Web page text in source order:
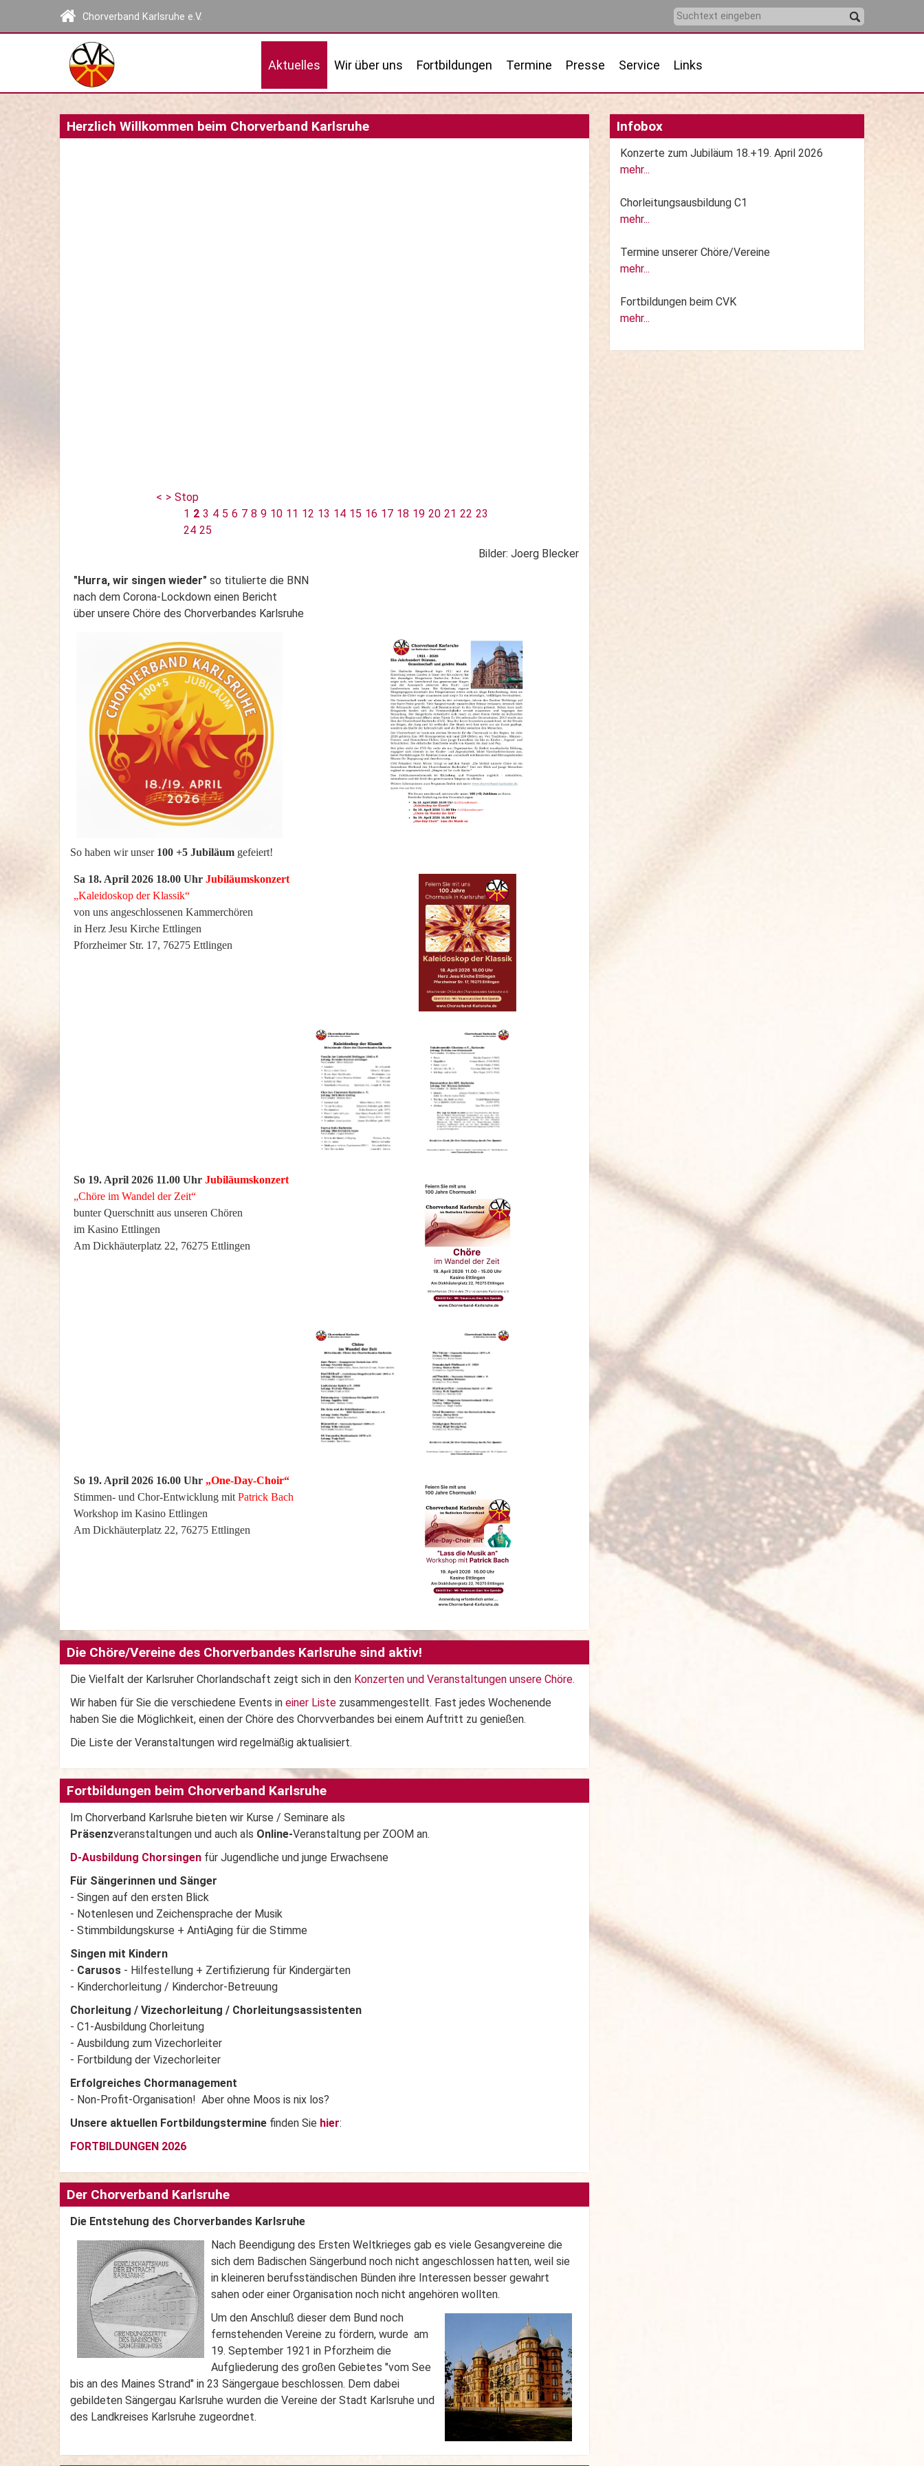
Chorverband Karlsruhe e.V.
Aktuelles Wir über uns Fortbildungen Termine Presse Service Links
Herzlich Willkommen beim Chorverband Karlsruhe
< > Stop
1 2 3 4 5 6 7 8 9 10 11 12 13 14 15 16 17 18 19 20 21 22 23
24 25
Bilder: Joerg Blecker
"Hurra, wir singen wieder" so titulierte die BNN
nach dem Corona-Lockdown einen Bericht
über unsere Chöre des Chorverbandes Karlsruhe
So haben wir unser 100 +5 Jubiläum gefeiert!
Sa 18. April 2026 18.00 Uhr Jubiläumskonzert
„Kaleidoskop der Klassik“
von uns angeschlossenen Kammerchören
in Herz Jesu Kirche Ettlingen
Pforzheimer Str. 17, 76275 Ettlingen
So 19. April 2026 11.00 Uhr Jubiläumskonzert
„Chöre im Wandel der Zeit“
bunter Querschnitt aus unseren Chören
im Kasino Ettlingen
Am Dickhäuterplatz 22, 76275 Ettlingen
So 19. April 2026 16.00 Uhr „One-Day-Choir“
Stimmen- und Chor-Entwicklung mit Patrick Bach
Workshop im Kasino Ettlingen
Am Dickhäuterplatz 22, 76275 Ettlingen
Die Chöre/Vereine des Chorverbandes Karlsruhe sind aktiv!
Die Vielfalt der Karlsruher Chorlandschaft zeigt sich in den Konzerten und Veranstaltungen unsere Chöre.
Wir haben für Sie die verschiedene Events in einer Liste zusammengestellt. Fast jedes Wochenende
haben Sie die Möglichkeit, einen der Chöre des Chorvverbandes bei einem Auftritt zu genießen.
Die Liste der Veranstaltungen wird regelmäßig aktualisiert.
Fortbildungen beim Chorverband Karlsruhe
Im Chorverband Karlsruhe bieten wir Kurse / Seminare als
Präsenzveranstaltungen und auch als Online-Veranstaltung per ZOOM an.
D-Ausbildung Chorsingen für Jugendliche und junge Erwachsene
Für Sängerinnen und Sänger
- Singen auf den ersten Blick
- Notenlesen und Zeichensprache der Musik
- Stimmbildungskurse + AntiAging für die Stimme
Singen mit Kindern
- Carusos - Hilfestellung + Zertifizierung für Kindergärten
- Kinderchorleitung / Kinderchor-Betreuung
Chorleitung / Vizechorleitung / Chorleitungsassistenten
- C1-Ausbildung Chorleitung
- Ausbildung zum Vizechorleiter
- Fortbildung der Vizechorleiter
Erfolgreiches Chormanagement
- Non-Profit-Organisation! Aber ohne Moos is nix los?
Unsere aktuellen Fortbildungstermine finden Sie hier:
FORTBILDUNGEN 2026
Der Chorverband Karlsruhe
Die Entstehung des Chorverbandes Karlsruhe
Nach Beendigung des Ersten Weltkrieges gab es viele Gesangvereine die
sich dem Badischen Sängerbund noch nicht angeschlossen hatten, weil sie
in kleineren berufsständischen Bünden ihre Interessen besser gewahrt
sahen oder einer Organisation noch nicht angehören wollten.
Um den Anschluß dieser dem Bund noch
fernstehenden Vereine zu fördern, wurde am
19. September 1921 in Pforzheim die
Aufgliederung des großen Gebietes "vom See
bis an des Maines Strand" in 23 Sängergaue beschlossen. Dem dabei
gebildeten Sängergau Karlsruhe wurden die Vereine der Stadt Karlsruhe und
des Landkreises Karlsruhe zugeordnet.
Infobox
Konzerte zum Jubiläum 18.+19. April 2026
mehr...
Chorleitungsausbildung C1
mehr...
Termine unserer Chöre/Vereine
mehr...
Fortbildungen beim CVK
mehr...